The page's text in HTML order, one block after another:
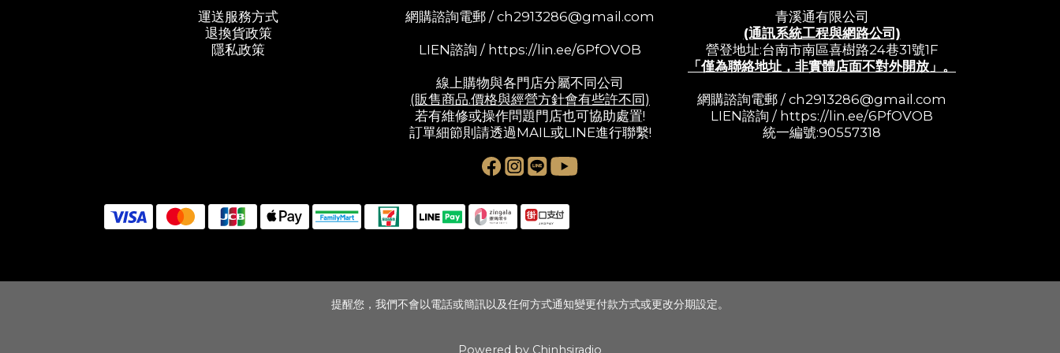
運送服務方式
退換貨政策
隱私政策
網購諮詢電郵 / ch2913286@gmail.com
LIEN諮詢 / https://lin.ee/6PfOVOB
線上購物與各門店分屬不同公司
(販售商品.價格與經營方針會有些許不同)
若有維修或操作問題門店也可協助處置!
訂單細節則請透過MAIL或LINE進行聯繫!
青溪通有限公司
(通訊系統工程與網路公司)
營登地址:台南市南區喜樹路24巷31號1F
「僅為聯絡地址，非實體店面不對外開放」。
網購諮詢電郵 / ch2913286@gmail.com
LIEN諮詢 / https://lin.ee/6PfOVOB
統一編號:90557318
提醒您，我們不會以電話或簡訊以及任何方式通知變更付款方式或更改分期設定。
Powered by Chinhsiradio